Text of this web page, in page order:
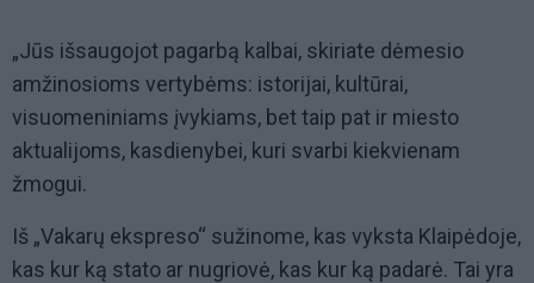
„Jūs išsaugojot pagarbą kalbai, skiriate dėmesio
amžinosioms vertybėms: istorijai, kultūrai,
visuomeniniams įvykiams, bet taip pat ir miesto
aktualijoms, kasdienybei, kuri svarbi kiekvienam
žmogui.
Iš „Vakarų ekspreso“ sužinome, kas vyksta Klaipėdoje,
kas kur ką stato ar nugriovė, kas kur ką padarė. Tai yra